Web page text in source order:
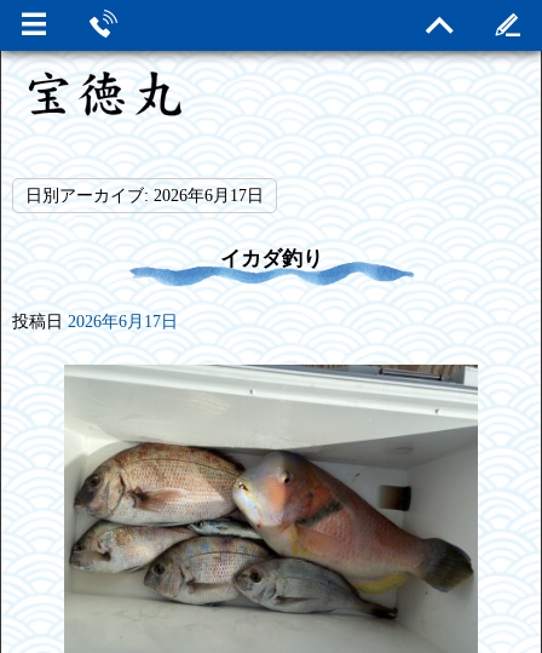
日別アーカイブ:2026年6月17日
イカダ釣り
投稿日 2026年6月17日